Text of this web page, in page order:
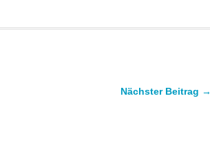
Nächster Beitrag →